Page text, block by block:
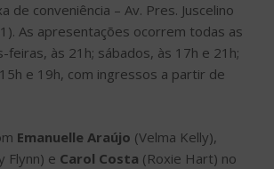
de conveniência – Av. Pres. Juscelino
As apresentações ocorrem todas as
feiras, às 21h; sábados, às 17h e 21h;
e 19h, com ingressos a partir de
Emanuelle Araújo (Velma Kelly),
Flynn) e Carol Costa (Roxie Hart) no